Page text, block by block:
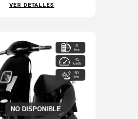
VER DETALLES
NO DISPONIBLE
8
hrs
45
km/h
50
km